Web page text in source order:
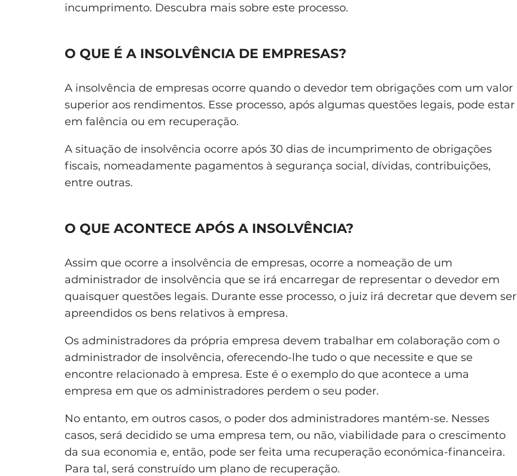
incumprimento. Descubra mais sobre este processo.
O QUE É A INSOLVÊNCIA DE EMPRESAS?
A insolvência de empresas ocorre quando o devedor tem obrigações com um valor
superior aos rendimentos. Esse processo, após algumas questões legais, pode estar
em falência ou em recuperação.
A situação de insolvência ocorre após 30 dias de incumprimento de obrigações
fiscais, nomeadamente pagamentos à segurança social, dívidas, contribuições,
entre outras.
O QUE ACONTECE APÓS A INSOLVÊNCIA?
Assim que ocorre a insolvência de empresas, ocorre a nomeação de um
administrador de insolvência que se irá encarregar de representar o devedor em
quaisquer questões legais. Durante esse processo, o juiz irá decretar que devem ser
apreendidos os bens relativos à empresa.
Os administradores da própria empresa devem trabalhar em colaboração com o
administrador de insolvência, oferecendo-lhe tudo o que necessite e que se
encontre relacionado à empresa. Este é o exemplo do que acontece a uma
empresa em que os administradores perdem o seu poder.
No entanto, em outros casos, o poder dos administradores mantém-se. Nesses
casos, será decidido se uma empresa tem, ou não, viabilidade para o crescimento
da sua economia e, então, pode ser feita uma recuperação económica-financeira.
Para tal, será construído um plano de recuperação.